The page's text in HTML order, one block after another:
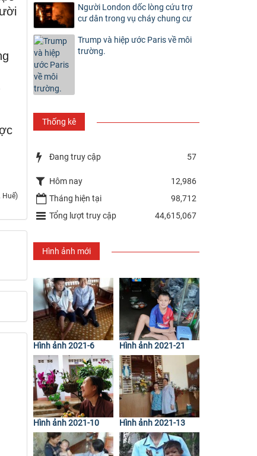
Huế)
Người London dốc lòng cứu trợ
cư dân trong vụ cháy chung cư
Trump và hiệp ước Paris về môi
trường.
Thống kê
Đang truy cập 57
Hôm nay
12,986
Tháng hiện tại
98,712
Tổng lượt truy cập
44,615,067
Hình ảnh mới
Hình ảnh 2021-6 Hình ảnh 2021-21
Hình ảnh 2021-10 Hình ảnh 2021-13